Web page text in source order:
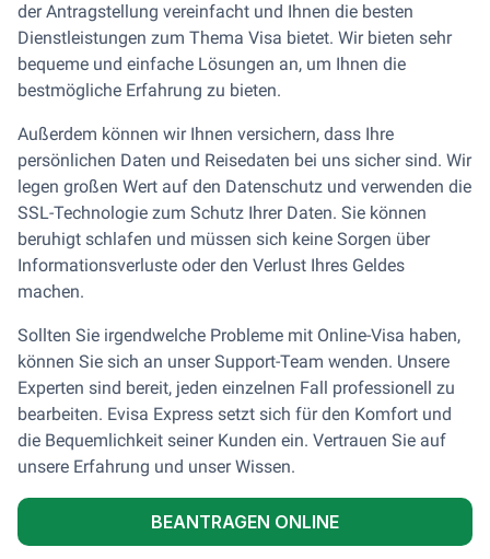
der Antragstellung vereinfacht und Ihnen die besten
Dienstleistungen zum Thema Visa bietet. Wir bieten sehr
bequeme und einfache Lösungen an, um Ihnen die
bestmögliche Erfahrung zu bieten.
Außerdem können wir Ihnen versichern, dass Ihre
persönlichen Daten und Reisedaten bei uns sicher sind. Wir
legen großen Wert auf den Datenschutz und verwenden die
SSL-Technologie zum Schutz Ihrer Daten. Sie können
beruhigt schlafen und müssen sich keine Sorgen über
Informationsverluste oder den Verlust Ihres Geldes
machen.
Sollten Sie irgendwelche Probleme mit Online-Visa haben,
können Sie sich an unser Support-Team wenden. Unsere
Experten sind bereit, jeden einzelnen Fall professionell zu
bearbeiten. Evisa Express setzt sich für den Komfort und
die Bequemlichkeit seiner Kunden ein. Vertrauen Sie auf
unsere Erfahrung und unser Wissen.
BEANTRAGEN ONLINE